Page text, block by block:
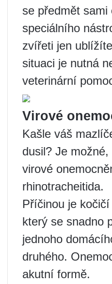
se předmět sami
speciálního
zvířeti jen
situaci je nutná
veterinární
Virové
Kašle váš
dusil? Je
virové
rhinotracheitida.
Příčinou je
který se snadno
jednoho
druhého.
akutní formě.